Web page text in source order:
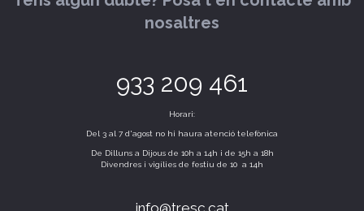
nosaltres
933 209 461
Horari:
Del 3 al 7 d'agost no hi haura atenció telefònica
De Dilluns a Dijous de 10h a 14h i de 15h a 18h
Divendres i vigílies de festiu de 10 a 14h